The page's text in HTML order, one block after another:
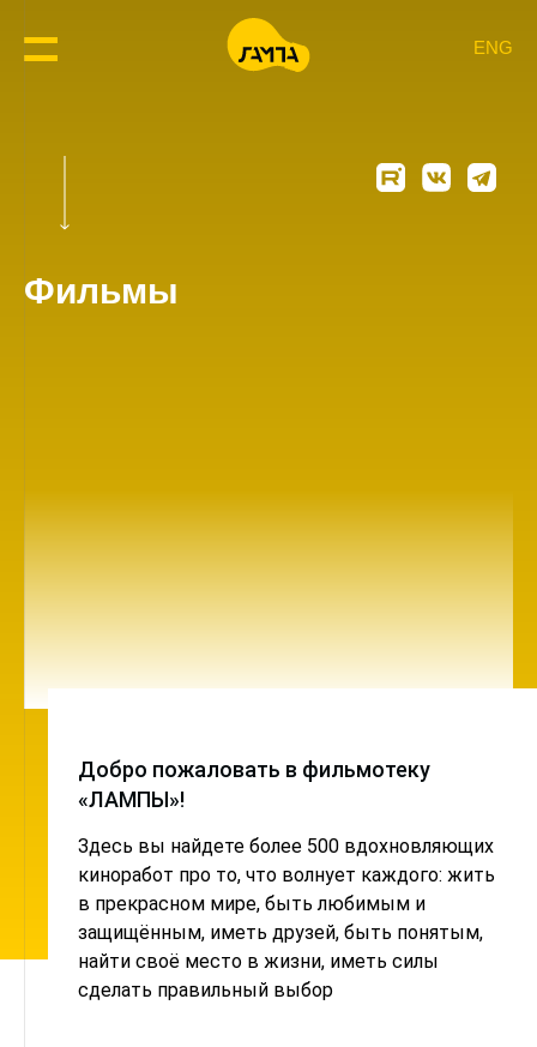
ENG
Фильмы
Добро пожаловать в фильмотеку
«ЛАМПЫ»!
Здесь вы найдете более 500 вдохновляющих
киноработ про то, что волнует каждого: жить
в прекрасном мире, быть любимым и
защищённым, иметь друзей, быть понятым,
найти своё место в жизни, иметь силы
сделать правильный выбор